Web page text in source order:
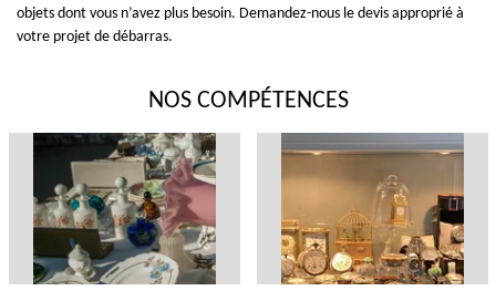
objets dont vous n’avez plus besoin. Demandez-nous le devis approprié à
votre projet de débarras.
NOS COMPÉTENCES